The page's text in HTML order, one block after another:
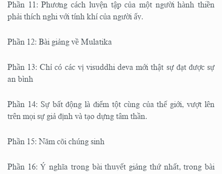
Phần 11: Phương cách luyện tập của một người hành thiền
phải thích nghi với tính khí của người ấy.
Phần 12: Bài giảng về Mulatika
Phần 13: Chỉ có các vị visuddhi deva mới thật sự đạt được sự
an bình
Phần 14: Sự bất động là điểm tột cùng của thế giới, vượt lên
trên mọi sự giả định và tạo dựng tâm thần.
Phần 15: Năm cõi chúng sinh
Phần 16: Ý nghĩa trong bài thuyết giảng thứ nhất, trong bài